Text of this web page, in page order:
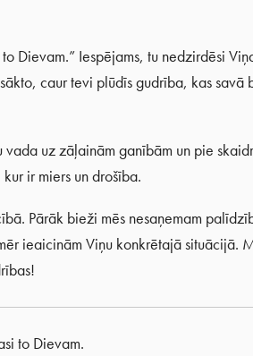
Dievam.” Iespējams, tu nedzirdēsi
caur tevi plūdīs gudrība, kas savā
uz zāļainām ganībām un pie
ir miers un drošība.
Pārāk bieži mēs nesaņemam
ieaicinām Viņu konkrētajā situācijā.
to Dievam.